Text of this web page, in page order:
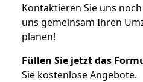
Kontaktieren Sie uns
uns gemeinsam Ihren
planen!
Füllen Sie jetzt das
Sie kostenlose Angebote.